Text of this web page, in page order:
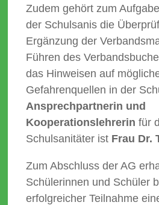
Zudem gehört zum
der Schulsanis die
Ergänzung der
Führen des
das Hinweisen auf
Gefahrenquellen in der
Ansprechpartnerin und
Kooperationslehrerin für
Schulsanitäter ist Frau Dr.
Zum Abschluss der AG
Schülerinnen und Schüler
erfolgreicher Teilnahme